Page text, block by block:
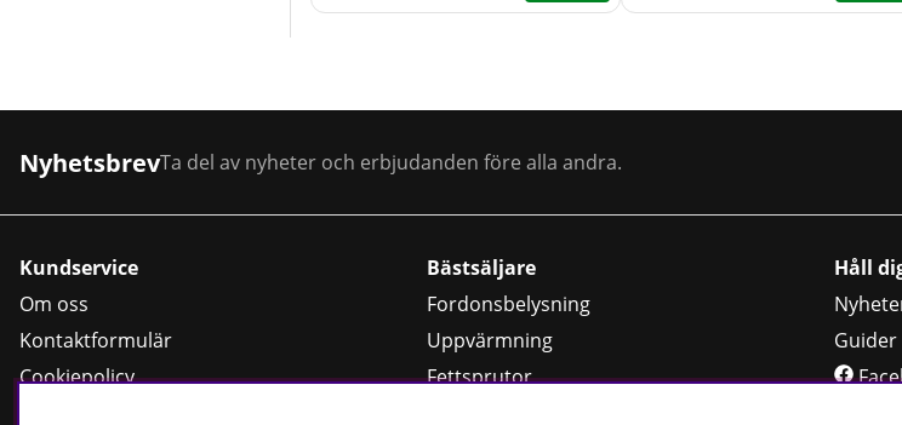
NyhetsbrevTa del av nyheter och erbjudanden före alla andra.
Kundservice
Om oss
Kontaktformulär
Cookiepolicy
Bästsäljare
Fordonsbelysning
Uppvärmning
Fettsprutor
Håll
Guider